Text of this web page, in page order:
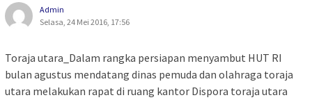
Admin
Selasa, 24 Mei 2016, 17:56
Toraja utara_Dalam rangka persiapan menyambut HUT RI
bulan agustus mendatang dinas pemuda dan olahraga toraja
utara melakukan rapat di ruang kantor Dispora toraja utara